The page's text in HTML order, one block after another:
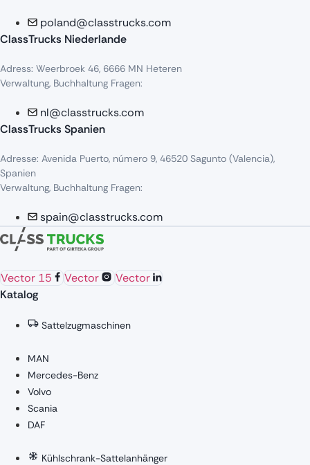
poland@classtrucks.com
ClassTrucks Niederlande​
Adress: Weerbroek 46, 6666 MN Heteren
Verwaltung, Buchhaltung Fragen:
nl@classtrucks.com
ClassTrucks Spanien
Adresse: Avenida Puerto, número 9, 46520 Sagunto (Valencia),
Spanien
Verwaltung, Buchhaltung Fragen:
spain@classtrucks.com
Vector 15 Vector
Vector
Katalog
Sattelzugmaschinen
MAN
Mercedes-Benz
Volvo
Scania
DAF
Kühlschrank-Sattelanhänger